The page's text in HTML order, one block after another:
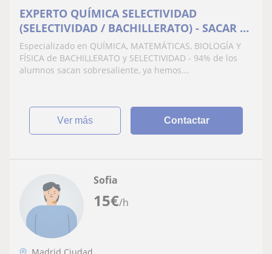
EXPERTO QUÍMICA SELECTIVIDAD
(SELECTIVIDAD / BACHILLERATO) - SACAR EL
10 ES POSIBLE
Especializado en QUÍMICA, MATEMÁTICAS, BIOLOGÍA Y
FÍSICA de BACHILLERATO y SELECTIVIDAD - 94% de los
alumnos sacan sobresaliente, ya hemos...
ver más Contactar
15€/h
Sofia